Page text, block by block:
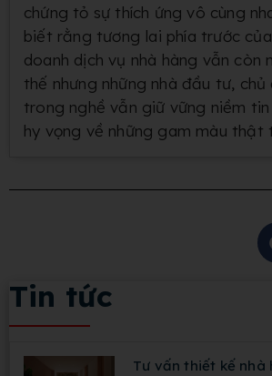
chứng tỏ sự thích ứng vô cùng
biết rằng tương lai phía trước
doanh dịch vụ nhà hàng vẫn còn
thế nhưng những nhà đầu tư, chủ
trong nghề vẫn giữ vững niềm
hy vọng về những gam màu thật
Tin tức
Tư vấn thiết kế nhà